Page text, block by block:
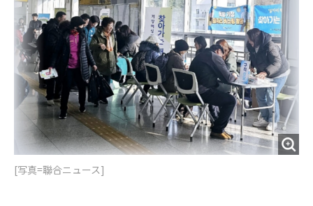
[写真=聯合ニュース]